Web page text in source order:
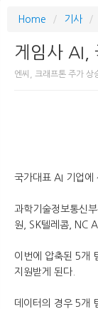
Home 기사
게임사 AI,
엔씨, 크래프톤 주가 상
국가대표 AI 기업에
과학기술정보통신
원, SK텔레콤, NC
이번에 압축된 5개
지원받게 된다.
데이터의 경우 5개